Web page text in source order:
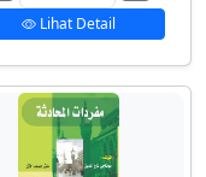
Lihat Detail